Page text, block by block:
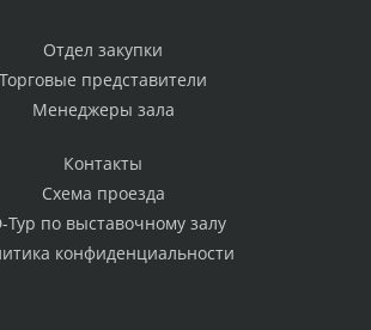
Отдел закупки
Торговые представители
Менеджеры зала
Контакты
Схема проезда
Тур по выставочному залу
конфиденциальности